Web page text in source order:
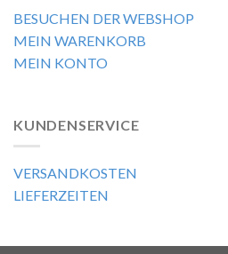
BESUCHEN DER WEBSHOP
MEIN WARENKORB
MEIN KONTO
KUNDENSERVICE
VERSANDKOSTEN
LIEFERZEITEN